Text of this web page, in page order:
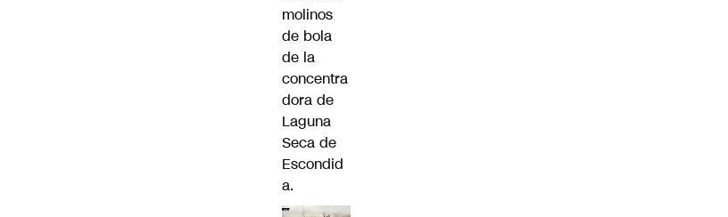
molinos
de bola
de la
concentra
dora de
Laguna
Seca de
Escondid
a.